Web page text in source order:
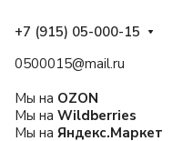
+7 (915) 05-000-15
0500015@mail.ru
Мы на OZON
Мы на Wildberries
Мы на Яндекс.Маркет